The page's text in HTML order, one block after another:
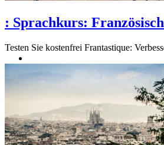
: Sprachkurs:
Testen Sie kostenfrei Frantastique: